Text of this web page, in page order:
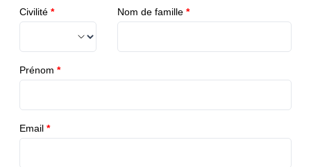
Civilité * Nom de famille *
Prénom *
Email *